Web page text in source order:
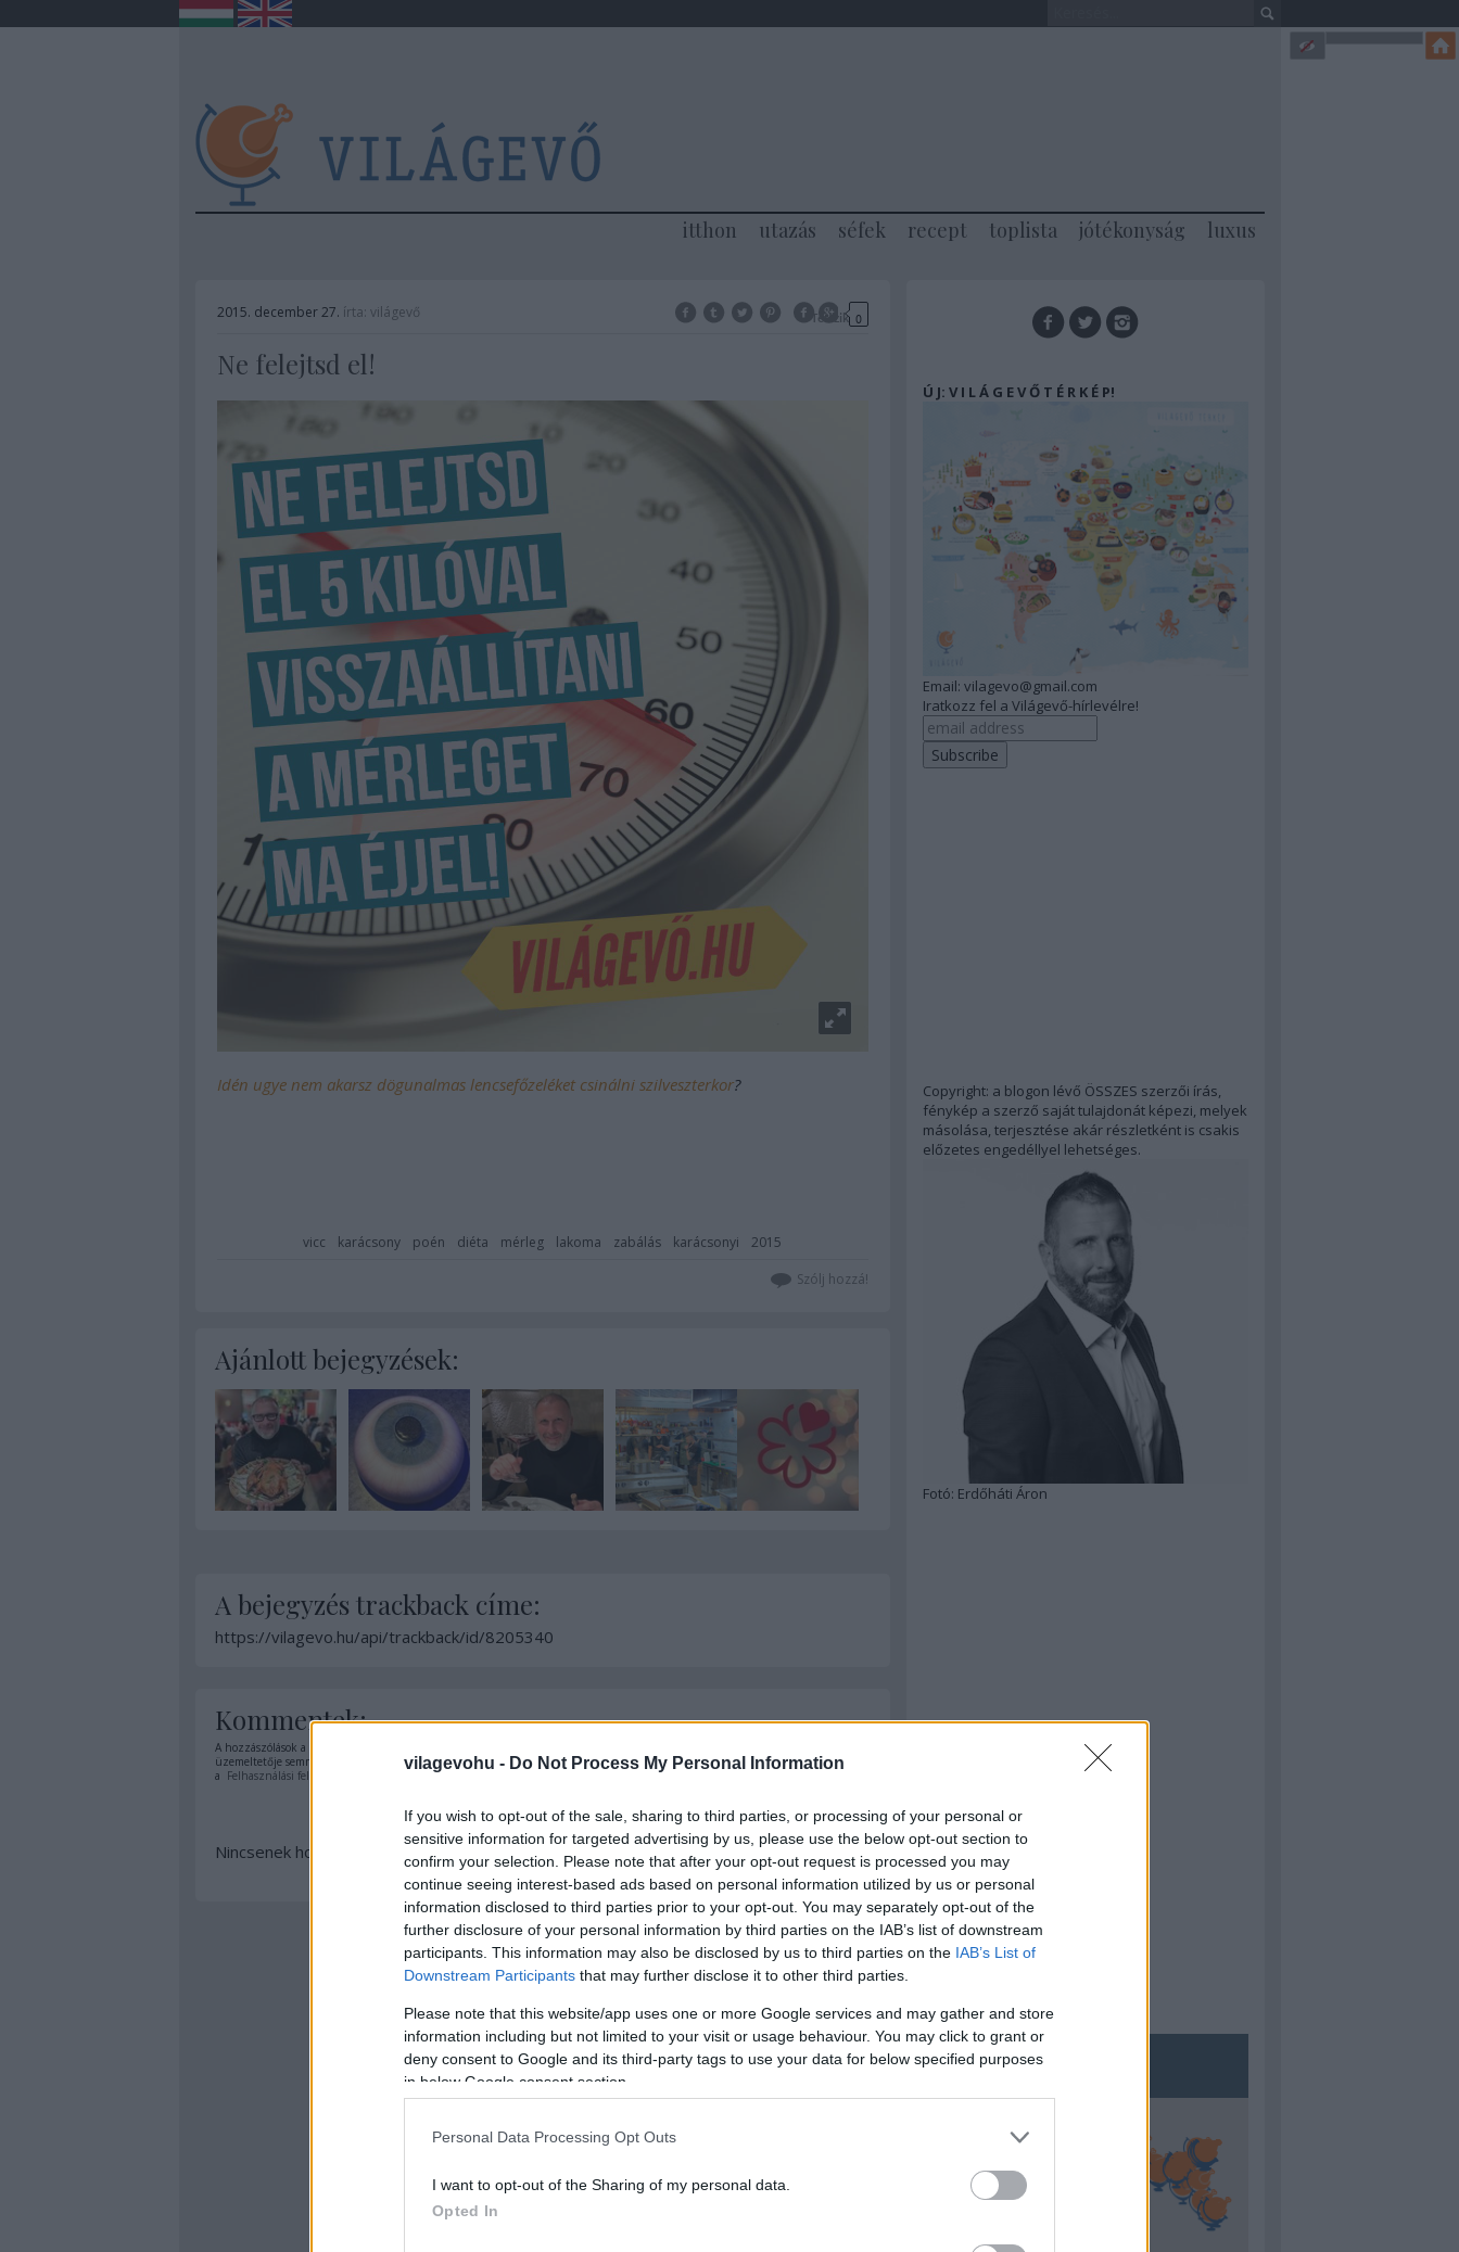
vilagevohu - Do Not Process My Personal Information
If you wish to opt-out of the sale, sharing to third parties, or processing of your personal or
sensitive information for targeted advertising by us, please use the below opt-out section to
confirm your selection. Please note that after your opt-out request is processed you may
continue seeing interest-based ads based on personal information utilized by us or personal
information disclosed to third parties prior to your opt-out. You may separately opt-out of the
further disclosure of your personal information by third parties on the IAB’s list of downstream
participants. This information may also be disclosed by us to third parties on the IAB’s List of
Downstream Participants that may further disclose it to other third parties.
Please note that this website/app uses one or more Google services and may gather and store
information including but not limited to your visit or usage behaviour. You may click to grant or
deny consent to Google and its third-party tags to use your data for below specified purposes
in below Google consent section.
Personal Data Processing Opt Outs
I want to opt-out of the Sharing of my personal data.
Opted In
itthon utazás séfek recept toplista jótékonyság luxus
2015. december 27. írta: világevő Tetszik 0
Ne felejtsd el!
Idén ugye nem akarsz dögunalmas lencsefőzeléket csinálni szilveszterkor?
vicc karácsony poén diéta mérleg lakoma zabálás karácsonyi
2015
Szólj hozzá!
Ajánlott bejegyzések:
A bejegyzés trackback címe:
https://vilagevo.hu/api/trackback/id/8205340
Kommentek:
A hozzászólások a
üzemeltetője semmilyen felelősséget nem vállal, azokat nem ellenőrzi. Kifogás esetén forduljon a blog szerkesztőjéhez. Részletek
a Felhasználási feltételekben adatvédelmi tájékoztatóban
Nincsenek hozzászólások.
Ú J: V I L Á G E V Ő T É R K É P!
Email: vilagevo@gmail.com
Iratkozz fel a Világevő-hírlevélre!
Copyright: a blogon lévő ÖSSZES szerzői írás,
fénykép a szerző saját tulajdonát képezi, melyek
másolása, terjesztése akár részletként is csakis
előzetes engedéllyel lehetséges.
Fotó: Erdőháti Áron